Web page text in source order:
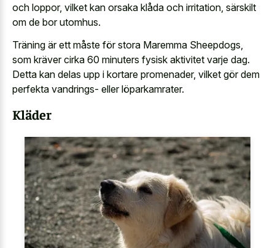
och loppor, vilket kan orsaka klåda och irritation, särskilt
om de bor utomhus.
Träning är ett måste för stora Maremma Sheepdogs,
som kräver cirka 60 minuters fysisk aktivitet varje dag.
Detta kan delas upp i kortare promenader, vilket gör dem
perfekta vandrings- eller löparkamrater.
Kläder